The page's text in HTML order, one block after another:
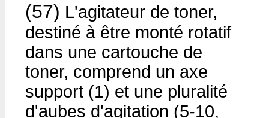
(57) L'agitateur de toner,
destiné à être monté rotatif
dans une cartouche de
toner, comprend un axe
support (1) et une pluralité
d'aubes d'agitation (5-10,